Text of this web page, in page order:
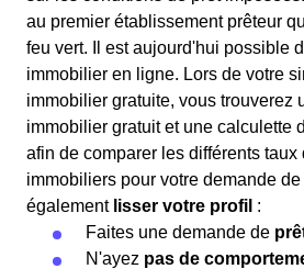
au premier établissement prêteur
feu vert. Il est aujourd'hui possible
immobilier en ligne. Lors de votre
immobilier gratuite, vous trouverez
immobilier gratuit et une calculette
afin de comparer les différents taux
immobiliers pour votre demande
également lisser votre profil :
Faites une demande de
N'ayez pas de